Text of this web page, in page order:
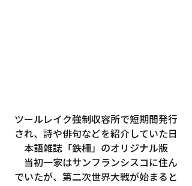
ツールレイク強制収容所で短期間発行
され、詩や俳句などを紹介していた日
本語雑誌「鉄柵」のオリジナル版
当初一家はサンフランシスコに住ん
でいたが、第二次世界大戦が始まると